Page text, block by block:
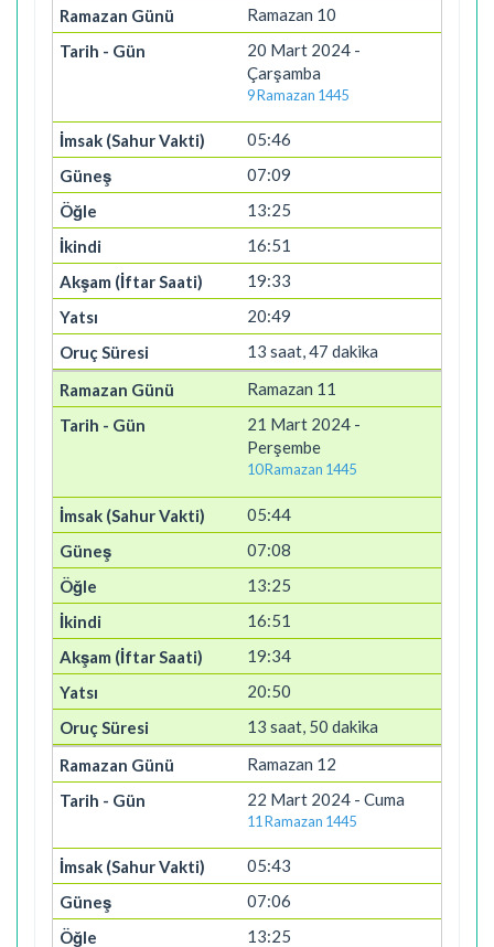
Ramazan 10
20 Mart 2024 -
Çarşamba
9 Ramazan 1445
05:46
07:09
13:25
16:51
19:33
20:49
13 saat, 47 dakika
Ramazan 11
21 Mart 2024 -
Perşembe
10 Ramazan 1445
05:44
07:08
13:25
16:51
19:34
20:50
13 saat, 50 dakika
Ramazan 12
22 Mart 2024 - Cuma
11 Ramazan 1445
05:43
07:06
13:25